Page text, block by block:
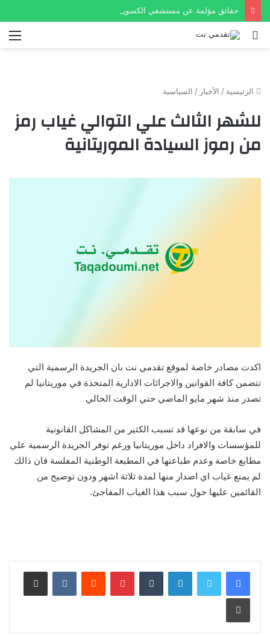
حقائق مؤلمة عن مستشفي الكسور في نواكشوط
بحث
الرئيسية / الأخبار / السياسية
للشهر الثالث علي التوالي غياب رمز
من رموز السيادة الموريتانية
اكدت مصادر خاصة لموقع تقدمي نت بان الجريدة الرسمية التي
تتضمن كافة القوانين والاجرائات الادارية المتخذة في موريتانيا لم
تصدر منذ شهر مايو الماضي حتي الوقت الحالي
في سابقة من نوعها قد تسبب الكثير من المشاكل القانونية
للمؤسسات والافراد داخل موريتانيا ورغم توفر الجريدة الرسمية علي
مطابع خاصة وعدم طباعتها في المطبعة الوطنية المفلسة فان ذالك
لم يمنع غياب اي اصدار منها لمدة ثلاثة اشهر ودون توضيح من
القائمين عليها حول سبب هذا الغياب المفاجئ.
لينكدإن بينتيريست مشاركة عبر البريد
طباعة